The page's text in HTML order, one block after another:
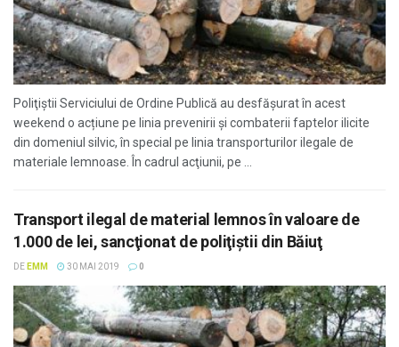
Poliţiştii Serviciului de Ordine Publică au desfăşurat în acest
weekend o acțiune pe linia prevenirii şi combaterii faptelor ilicite
din domeniul silvic, în special pe linia transporturilor ilegale de
materiale lemnoase. În cadrul acţiunii, pe ...
Transport ilegal de material lemnos în valoare de
1.000 de lei, sancţionat de poliţiştii din Băiuţ
DE EMM 30 MAI 2019 0